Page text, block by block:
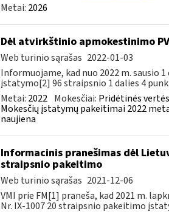
Metai: 2026
Dėl atvirkštinio apmokestinimo
Web turinio sąrašas 2022-01-03
Informuojame, kad nuo 2022 m. sausio
įstatymo[2] 96 straipsnio 1 dalies 4
Metai: 2022 Mokesčiai: Pridėtinės
Mokesčių įstatymų pakeitimai 2022
naujiena
Informacinis pranešimas dėl
straipsnio pakeitimo
Web turinio sąrašas 2021-12-06
VMI prie FM[1] praneša, kad 2021 m.
Nr. IX-1007 20 straipsnio pakeitimo